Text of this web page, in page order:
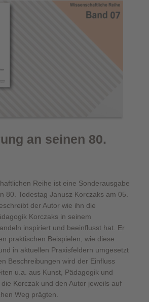
an seinen 80.
Reihe ist eine Sonderausgabe
80. Todestag Janusz Korczaks am 05.
der Autor wie ihn die
Korczaks in seinem
inspiriert und beeinflusst hat. Er
praktischen Beispielen, wie diese
in aktuellen Praxisfeldern umgesetzt
Beschreibungen wird der Einfluss
u.a. aus Kunst, Pädagogik und
Korczak und den Autor jeweils auf
Weg prägten.